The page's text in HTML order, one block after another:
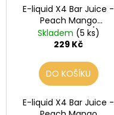
E-liquid X4 Bar Juice -
Peach Mango
Watermelon 10ml/20mg
Skladem (5 ks)
229 Kč
DO KOŠÍKU
E-liquid X4 Bar Juice -